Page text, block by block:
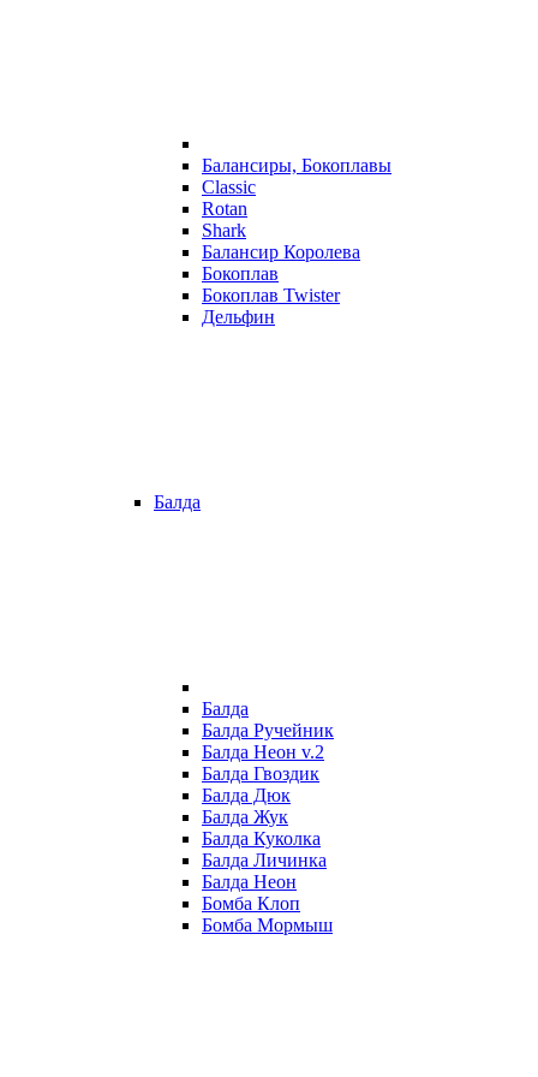
Балансиры, Бокоплавы
Classic
Rotan
Shark
Балансир Королева
Бокоплав
Бокоплав Twister
Дельфин
Балда
Балда
Балда Ручейник
Балда Неон v.2
Балда Гвоздик
Балда Дюк
Балда Жук
Балда Куколка
Балда Личинка
Балда Неон
Бомба Клоп
Бомба Мормыш